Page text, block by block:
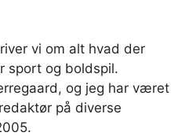
vi om alt hvad der
sport og boldspil.
og jeg har været
på diverse